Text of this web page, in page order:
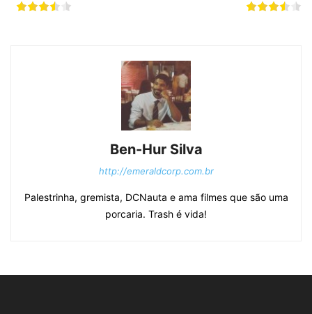
Ben-Hur Silva
http://emeraldcorp.com.br
Palestrinha, gremista, DCNauta e ama filmes que são uma
porcaria. Trash é vida!